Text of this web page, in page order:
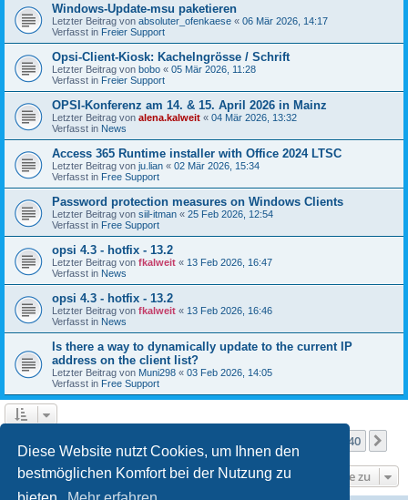
Diese Website nutzt Cookies, um Ihnen den
bestmöglichen Komfort bei der Nutzung zu
Windows-Update-msu paketieren
Letzter Beitrag von absoluter_ofenkaese « 06 Mär 2026, 14:17
Verfasst in Freier Support
Opsi-Client-Kiosk: Kachelngrösse / Schrift
Letzter Beitrag von bobo « 05 Mär 2026, 11:28
Verfasst in Freier Support
OPSI-Konferenz am 14. & 15. April 2026 in Mainz
Letzter Beitrag von alena.kalweit « 04 Mär 2026, 13:32
Verfasst in News
Access 365 Runtime installer with Office 2024 LTSC
Letzter Beitrag von ju.lian « 02 Mär 2026, 15:34
Verfasst in Free Support
Password protection measures on Windows Clients
Letzter Beitrag von siil-itman « 25 Feb 2026, 12:54
Verfasst in Free Support
opsi 4.3 - hotfix - 13.2
Letzter Beitrag von fkalweit « 13 Feb 2026, 16:47
Verfasst in News
opsi 4.3 - hotfix - 13.2
Letzter Beitrag von fkalweit « 13 Feb 2026, 16:46
Verfasst in News
Is there a way to dynamically update to the current IP
address on the client list?
Letzter Beitrag von Muni298 « 03 Feb 2026, 14:05
Verfasst in Free Support
40
Gehe zu